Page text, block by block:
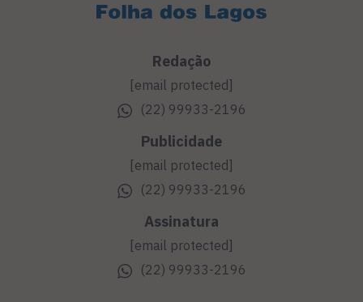
Redação
[email protected]
(22) 99933-2196
Publicidade
[email protected]
(22) 99933-2196
Assinatura
[email protected]
(22) 99933-2196